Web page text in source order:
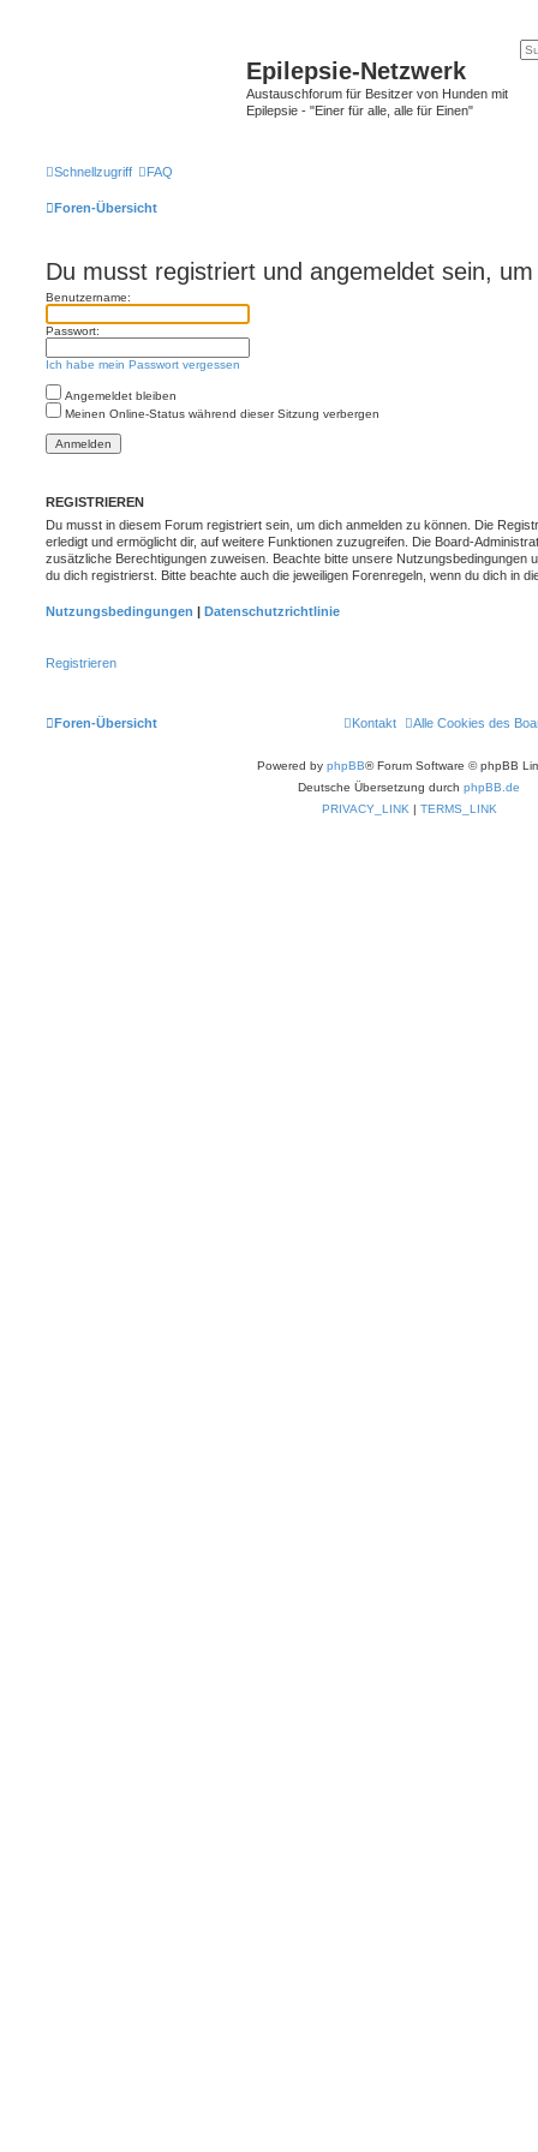
Epilepsie-Netzwerk
Austauschforum für Besitzer von Hunden mit
Epilepsie - "Einer für alle, alle für Einen"
Schnellzugriff FAQ
Foren-Übersicht
Du musst registriert und angemeldet sein,
Benutzername:
Passwort:
Ich habe mein Passwort vergessen
Angemeldet bleiben
Meinen Online-Status während dieser Sitzung verbergen
REGISTRIEREN
Du musst in diesem Forum registriert sein, um dich anmelden zu können. Die
erledigt und ermöglicht dir, auf weitere Funktionen zuzugreifen. Die Board-
zusätzliche Berechtigungen zuweisen. Beachte bitte unsere Nutzungsbedingungen
du dich registrierst. Bitte beachte auch die jeweiligen Forenregeln, wenn du dich in
Nutzungsbedingungen | Datenschutzrichtlinie
Registrieren
Foren-Übersicht Alle Cookies des
Kontakt
Powered by phpBB® Forum Software © phpBB
Deutsche Übersetzung durch phpBB.de
PRIVACY_LINK | TERMS_LINK